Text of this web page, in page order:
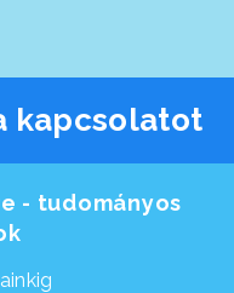
kapcsolatot
- tudományos